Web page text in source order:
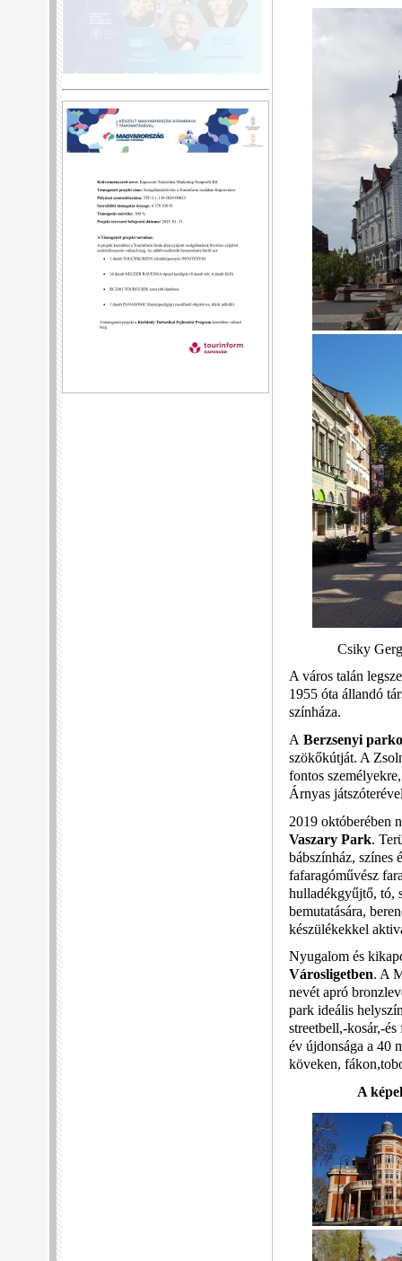
Csiky
A város talán
1955 óta állandó
színháza.
A Berzsenyi
szökőkútját. A
fontos
Árnyas
2019 októberében
Vaszary Park.
bábszínház, színes
fafaragóművész
hulladékgyűjtő, tó,
bemutatására,
készülékekkel
Nyugalom és
Városligetben. A
nevét apró
park ideális
streetbell,-kosár,-
év újdonsága a 40
köveken,
A